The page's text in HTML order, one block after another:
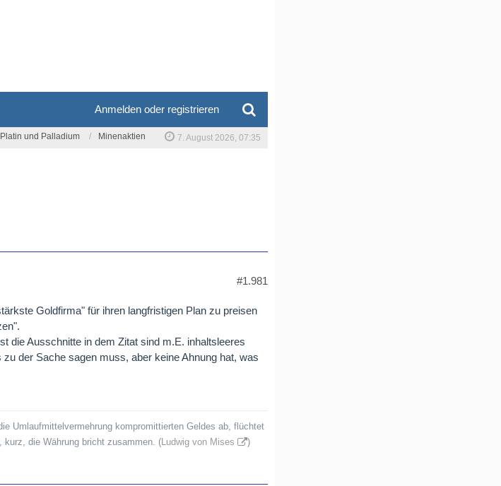
Anmelden oder registrieren
und Palladium Minenaktien 7. August 2026, 07:35
#1.981
Goldfirma" für ihren langfristigen Plan zu preisen
die Ausschnitte in dem Zitat sind m.E. inhaltsleeres
der Sache sagen muss, aber keine Ahnung hat, was
Umlaufmittelvermehrung kompromittierten Geldes ab, flüchtet
die Währung bricht zusammen. (Ludwig von Mises )